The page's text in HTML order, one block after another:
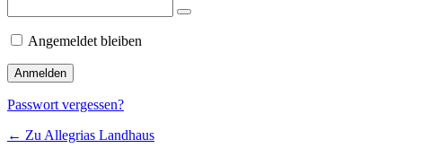
Angemeldet bleiben
Passwort vergessen?
← Zu Allegrias Landhaus